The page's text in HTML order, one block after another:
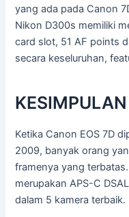
yang ada pada Canon
Nikon D300s memiliki
card slot, 51 AF points
secara keseluruhan,
KESIMPULAN
Ketika Canon EOS 7D
2009, banyak orang
framenya yang
merupakan APS-C
dalam 5 kamera terbaik.